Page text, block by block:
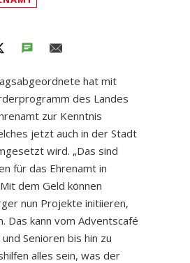
TWITTER SMS
hat mit
des Landes
zur Kenntnis
jetzt auch in der Stadt
wird. „Das sind
für das Ehrenamt in
dem Geld können
nun Projekte initiieren,
Das kann vom Adventscafé
Senioren bis hin zu
alles sein, was der